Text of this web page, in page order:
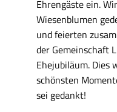
Ehrengäste ein.
Wiesenblumen
und feierten
der Gemeinschaft
Ehejubiläum. Dies
schönsten
sei gedankt!